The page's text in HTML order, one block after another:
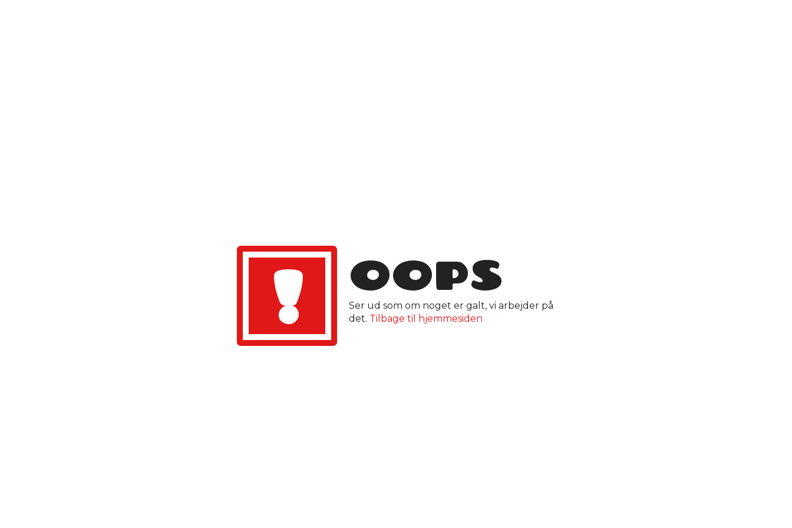
! OOPS
Ser ud som om noget er galt, vi arbejder på
det. Tilbage til hjemmesiden